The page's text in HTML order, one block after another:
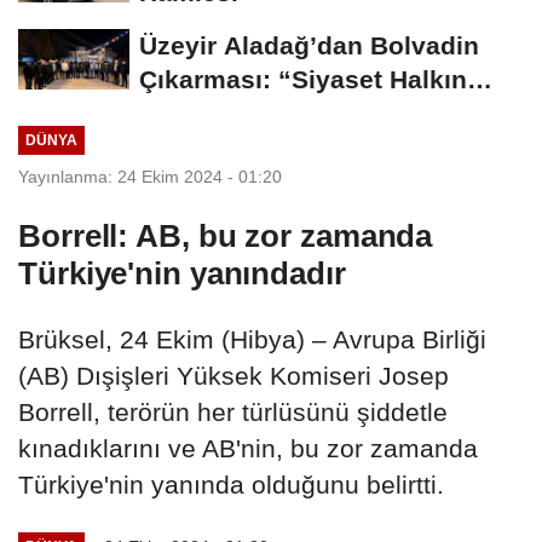
Üzeyir Aladağ’dan Bolvadin
Çıkarması: “Siyaset Halkın
DÜNYA
Yayınlanma: 24 Ekim 2024 - 01:20
Borrell: AB, bu zor zamanda
Türkiye'nin yanındadır
Brüksel, 24 Ekim (Hibya) – Avrupa Birliği
(AB) Dışişleri Yüksek Komiseri Josep
Borrell, terörün her türlüsünü şiddetle
kınadıklarını ve AB'nin, bu zor zamanda
Türkiye'nin yanında olduğunu belirtti.